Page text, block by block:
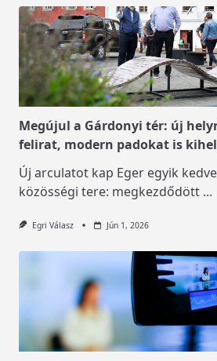
Megújul a Gárdonyi tér: új
felirat, modern padokat is
Új arculatot kap Eger egyik
közösségi tere: megkezdődött ...
Egri Válasz Jún 1, 2026